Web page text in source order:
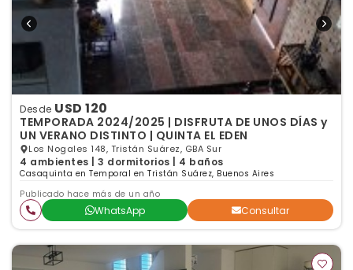
Desde USD 120
TEMPORADA 2024/2025 | DISFRUTA DE UNOS DÍAS y
UN VERANO DISTINTO | QUINTA EL EDEN
Los Nogales 148, Tristán Suárez, GBA Sur
4 ambientes | 3 dormitorios | 4 baños
Casaquinta en Temporal en Tristán Suárez, Buenos Aires
Publicado hace más de un año
WhatsApp Consultar